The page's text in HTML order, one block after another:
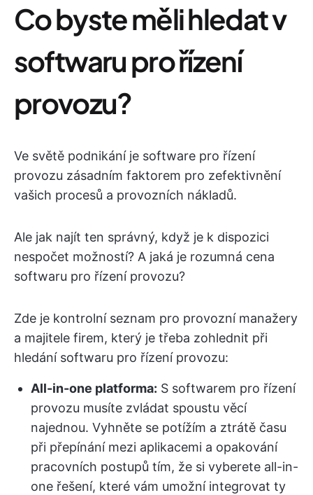
Co byste měli hledat v
softwaru pro řízení
provozu?
Ve světě podnikání je software pro řízení
provozu zásadním faktorem pro zefektivnění
vašich procesů a provozních nákladů.
Ale jak najít ten správný, když je k dispozici
nespočet možností? A jaká je rozumná cena
softwaru pro řízení provozu?
Zde je kontrolní seznam pro provozní manažery
a majitele firem, který je třeba zohlednit při
hledání softwaru pro řízení provozu:
All-in-one platforma: S softwarem pro řízení
provozu musíte zvládat spoustu věcí
najednou. Vyhněte se potížím a ztrátě času
při přepínání mezi aplikacemi a opakování
pracovních postupů tím, že si vyberete all-in-
one řešení, které vám umožní integrovat ty